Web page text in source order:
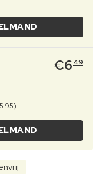
€6 49